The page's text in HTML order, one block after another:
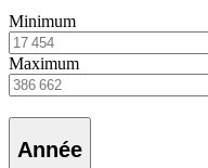
Minimum
Maximum
Année